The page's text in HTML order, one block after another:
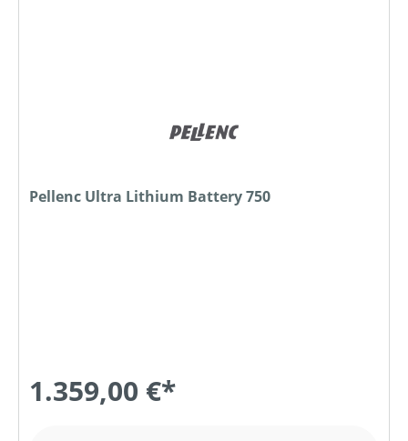
Pellenc Ultra Lithium Battery 750
1.359,00 €*